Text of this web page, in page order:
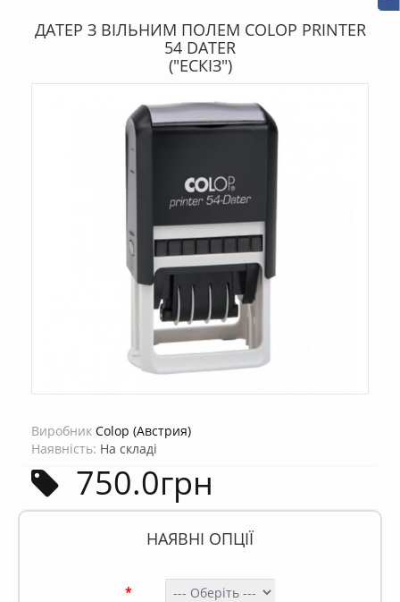
ДАТЕР З ВІЛЬНИМ ПОЛЕМ COLOP PRINTER
54 DATER
("ЕСКІЗ")
Виробник Colop (Австрия)
Наявність: На складі
750.0грн
НАЯВНІ ОПЦІЇ
*